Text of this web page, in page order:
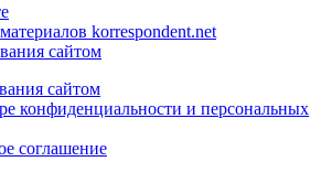
korrespondent.net
сайтом
сайтом
конфиденциальности и персональных
соглашение